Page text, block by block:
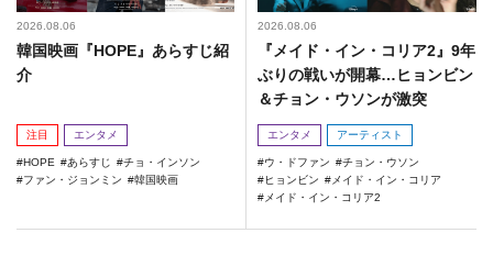
2026.08.06
韓国映画『HOPE』あらすじ紹
介
注目 エンタメ
HOPE あらすじ
チョ・インソン
ファン・ジョンミン
韓国映画
2026.08.06
『メイド・イン・コリア2』9年
ぶりの戦いが開幕…ヒョンビン
＆チョン・ウソンが激突
エンタメ アーティスト
ウ・ドファン
チョン・ウソン
ヒョンビン
メイド・イン・コリア
メイド・イン・コリア2